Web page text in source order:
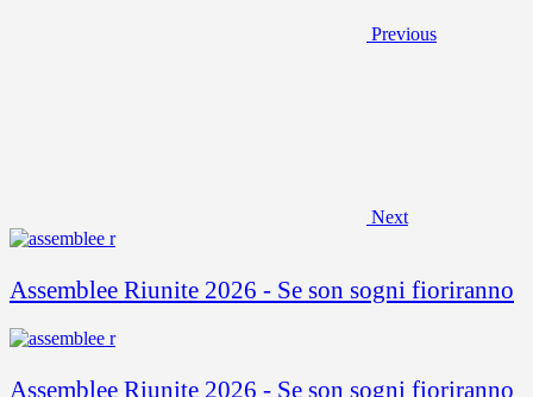
Previous
Next
Assemblee Riunite 2026 - Se son sogni fioriranno
Assemblee Riunite 2026 - Se son sogni fioriranno